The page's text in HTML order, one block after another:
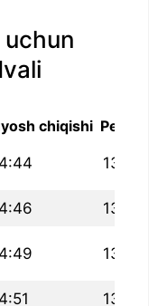
chiqishi Peshin
13:05
13:05
13:05
13:05